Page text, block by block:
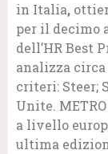
in Italia,
per il decimo
dell’HR Best
analizza circa
criteri: Steer;
Unite.
a livello
ultima